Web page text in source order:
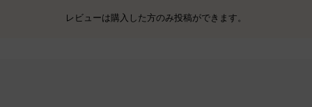
レビューは購入した方のみ投稿ができます。